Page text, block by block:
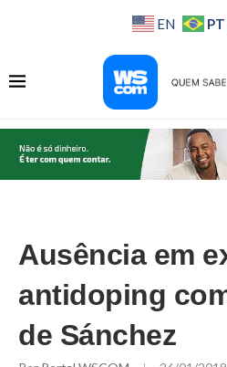
EN PT
Ausência em
antidoping
de Sánchez